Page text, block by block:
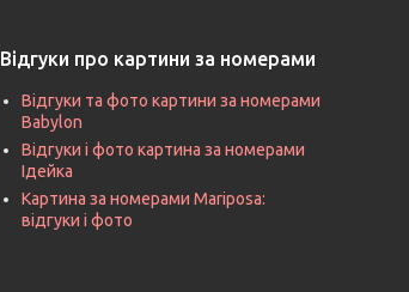
Відгуки про картини за номерами
Відгуки та фото картини за номерами
Babylon
Відгуки і фото картина за номерами
Ідейка
Картина за номерами Mariposa:
відгуки і фото